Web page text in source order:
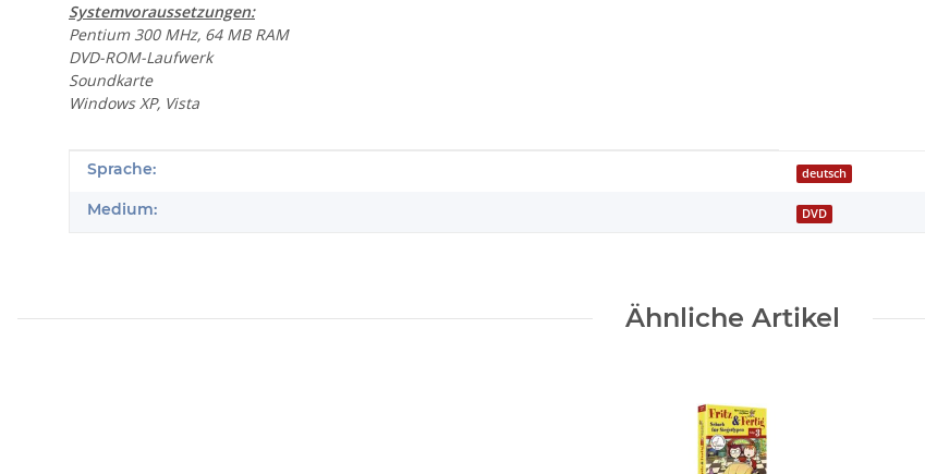
Systemvoraussetzungen:
Pentium 300 MHz, 64 MB RAM
DVD-ROM-Laufwerk
Soundkarte
Windows XP, Vista
Produkteigenschaft
Wert
Sprache: deutsch
Medium: DVD
Ähnliche Artikel